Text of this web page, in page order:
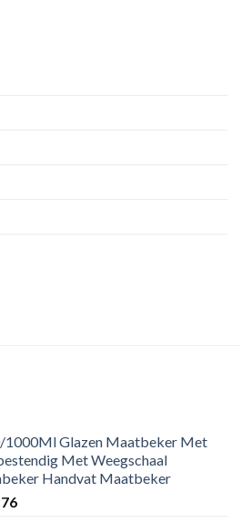
Glazen Maatbeker Met
Met Weegschaal
Handvat Maatbeker